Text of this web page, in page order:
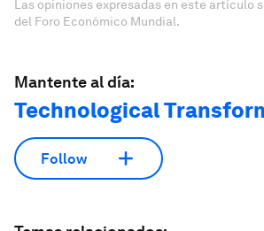
Las opiniones expresadas en este artículo
del Foro Económico Mundial.
Mantente al día:
Technological
Follow